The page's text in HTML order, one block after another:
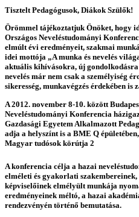
Tisztelt Pedagógusok, Diákok Szülők!
Örömmel tájékoztatjuk Önöket, hogy
Országos Neveléstudományi
elmúlt évi eredményeit, szakmai
idei mottója „A munka és nevelés
aktuális kihívásokra, új
nevelés már nem csak a személyiség
sikeresség, munkavégzés érdekében is
A 2012. november 8-10. között
Neveléstudományi Konferencia
Gazdasági Egyetem Alkalmazott
adja a helyszínt is a BME Q
Magyar tudósok körútja 2
A konferencia célja a hazai
elméleti és gyakorlati
képviselőinek elmélyült munkája
eredményeinek méltó, a hazai
rendezvényén történő bemutatása.